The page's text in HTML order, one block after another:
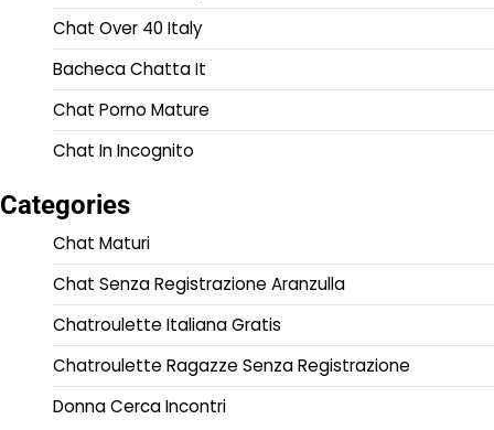
Chat Over 40 Italy
Bacheca Chatta It
Chat Porno Mature
Chat In Incognito
Categories
Chat Maturi
Chat Senza Registrazione Aranzulla
Chatroulette Italiana Gratis
Chatroulette Ragazze Senza Registrazione
Donna Cerca Incontri